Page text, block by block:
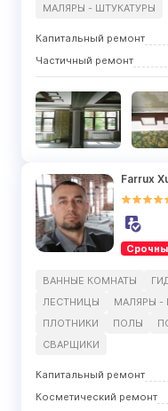
МАЛЯРЫ - ШТУКАТУРЫ
Капитальный ремонт
Частичный ремонт
Farrux
ВАННЫЕ КОМНАТЫ
ЛЕСТНИЦЫ
МАЛЯРЫ -
ПЛОТНИКИ
ПОЛЫ
СВАРЩИКИ
Капитальный ремонт
Косметический ремонт